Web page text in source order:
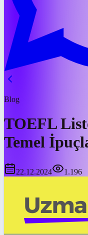
Blog
TOEFL
Temel
22.12.2024 1.196